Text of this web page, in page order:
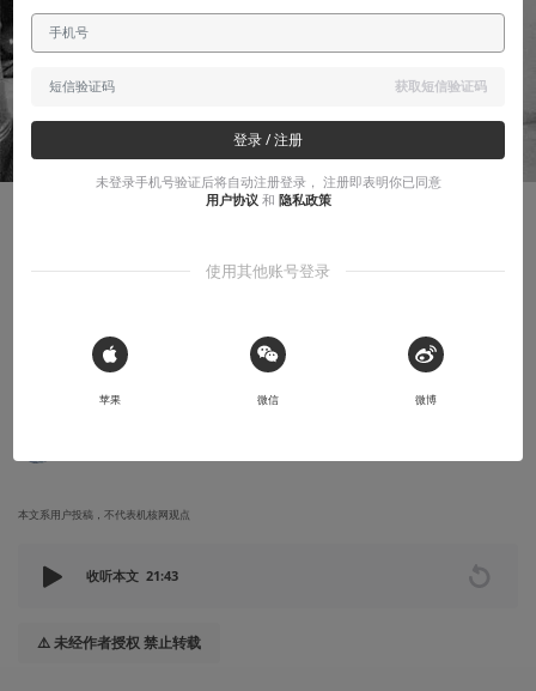
设备之王：Radiohead 成员 Jonny
Dead Air Space 的图片中 Thom 和 Jonny 都弹奏过这把泰勒大宝
本文系用户投稿，不代表机核网观点
收听本文 21:43
⚠️ 未经作者授权 禁止转载
获取短信验证码
登录 / 注册
未登录手机号验证后将自动注册登录， 注册即表明你已同意
用户协议 和 隐私政策
使用其他账号登录
 Sign in with Apple
苹果 微信 微博